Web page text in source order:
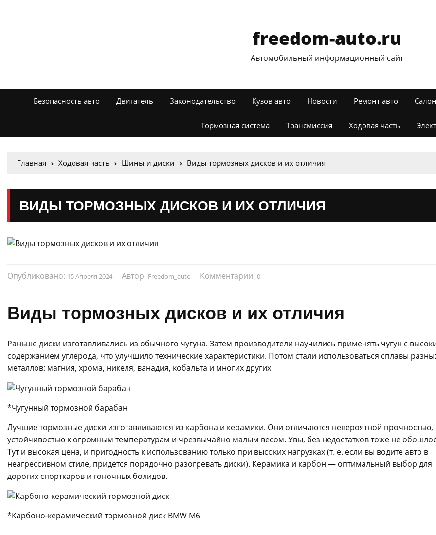
freedom-auto.ru
Автомобильный информационный сайт
Безопасность авто Двигатель Законодательство Кузов авто Новости Ремонт авто
Тормозная система Трансмиссия Ходовая часть
Главная Ходовая часть Шины и диски Виды тормозных дисков и их отличия
ВИДЫ ТОРМОЗНЫХ ДИСКОВ И ИХ ОТЛИЧИЯ
Опубликовано: 15 Апреля 2024 Автор: Freedom_auto Комментарии: 0
Виды тормозных дисков и их отличия
Раньше диски изготавливались из обычного чугуна. Затем производители научились применять чугун с
содержанием углерода, что улучшило технические характеристики. Потом стали использоваться сплавы
металлов: магния, хрома, никеля, ванадия, кобальта и многих других.
*Чугунный тормозной барабан
Лучшие тормозные диски изготавливаются из карбона и керамики. Они отличаются невероятной прочностью,
устойчивостью к огромным температурам и чрезвычайно малым весом. Увы, без недостатков тоже не
Тут и высокая цена, и пригодность к использованию только при высоких нагрузках (т. е. если вы водите авто в
неагрессивном стиле, придется порядочно разогревать диски). Керамика и карбон — оптимальный выбор для
дорогих спорткаров и гоночных болидов.
*Карбоно-керамический тормозной диск BMW M6